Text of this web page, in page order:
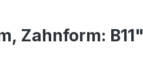
Zahnform: B11"